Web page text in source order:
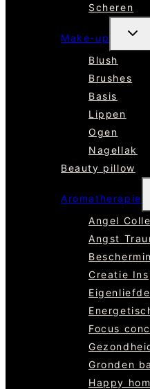
Scheren
Make-up
Blush
Brushes
Basis
Lippen
Ogen
Nagellak
Beauty pillow
Aromatherapie
Angel
Angst
Creatie
Focus
Gronden
Happy